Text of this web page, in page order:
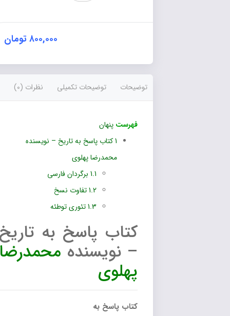
عدد
۸۰۰,۰۰۰ تومان
توضیحات توضیحات تکمیلی نظرات (0)
پنهان
کتاب پاسخ به تاریخ – نویسنده
محمدرضا پهلوی
برگردان فارسی
تفاوت نسخ
تئوری توطئه
کتاب پاسخ به تاریخ
– نویسندهمحمدرضا
پهلوی
کتاب پاسخ به